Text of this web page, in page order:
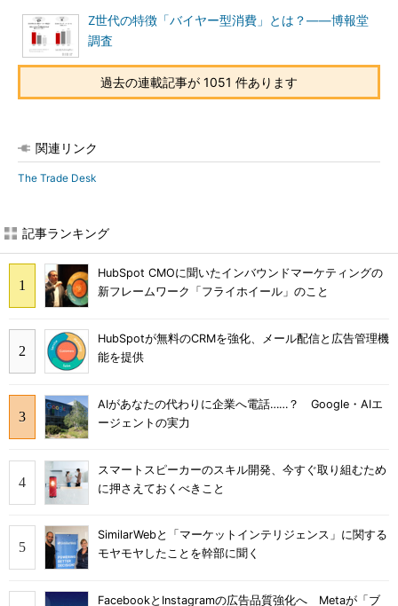
Z世代の特徴「バイヤー型消費」とは？――博報堂
調査
過去の連載記事が 1051 件あります
関連リンク
The Trade Desk
記事ランキング
HubSpot CMOに聞いたインバウンドマーケティングの
新フレームワーク「フライホイール」のこと
HubSpotが無料のCRMを強化、メール配信と広告管理機
能を提供
AIがあなたの代わりに企業へ電話……？ Google・AIエ
ージェントの実力
スマートスピーカーのスキル開発、今すぐ取り組むため
に押さえておくべきこと
SimilarWebと「マーケットインテリジェンス」に関する
モヤモヤしたことを幹部に聞く
FacebookとInstagramの広告品質強化へ Metaが「ブ